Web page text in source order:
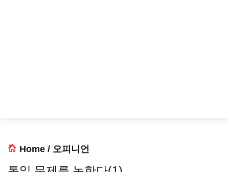
Home / 오피니언